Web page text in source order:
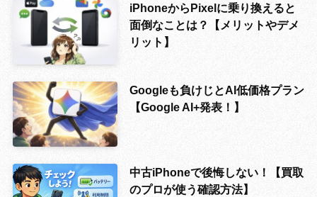
iPhoneからPixelに乗り換えると
面倒なことは？【メリットやデメ
リット】
Googleも負けじとAI低価格プラン
【Google AI+発表！】
中古iPhoneで後悔しない！【買取
のプロが使う確認方法】